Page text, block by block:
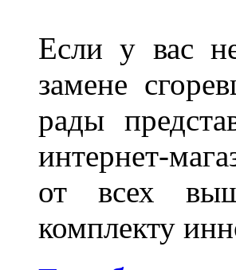
Если у вас
замене
рады
интернет-
от всех
комплекту